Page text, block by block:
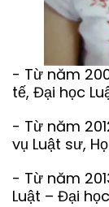
- Từ năm
tế, Đại học
- Từ năm
vụ Luật sư,
- Từ năm
Luật – Đại